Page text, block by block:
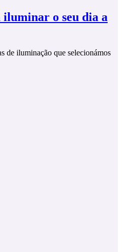
o seu dia a
de iluminação que selecionámos